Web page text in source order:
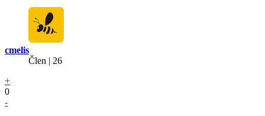
cmelis
Člen | 26
+
0
-